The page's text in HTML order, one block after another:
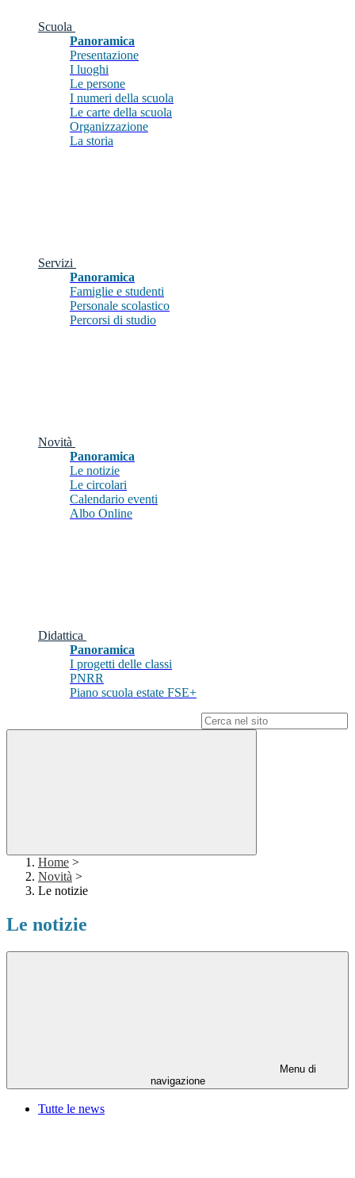
Scuola
Panoramica
Presentazione
I luoghi
Le persone
I numeri della scuola
Le carte della scuola
Organizzazione
La storia
Servizi
Panoramica
Famiglie e studenti
Personale scolastico
Percorsi di studio
Novità
Panoramica
Le notizie
Le circolari
Calendario eventi
Albo Online
Didattica
Panoramica
I progetti delle classi
PNRR
Piano scuola estate FSE+
Home >
Novità >
Le notizie
Le notizie
Menu di
navigazione
Tutte le news